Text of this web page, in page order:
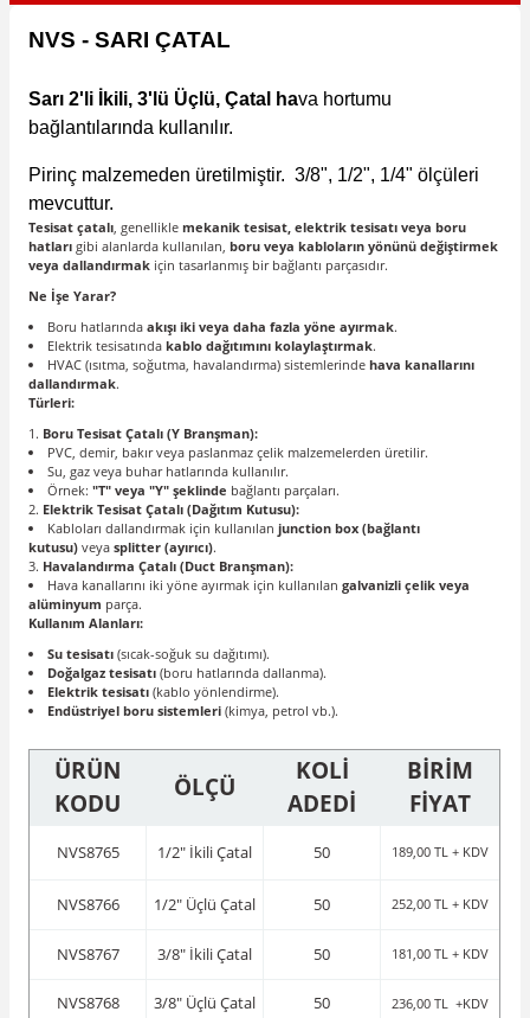
NVS - SARI ÇATAL
Sarı 2'li İkili, 3'lü Üçlü, Çatal hava hortumu
bağlantılarında kullanılır.
Pirinç malzemeden üretilmiştir. 3/8", 1/2", 1/4" ölçüleri
mevcuttur.
Tesisat çatalı, genellikle mekanik tesisat, elektrik tesisatı veya boru
hatları gibi alanlarda kullanılan, boru veya kabloların yönünü değiştirmek
veya dallandırmak için tasarlanmış bir bağlantı parçasıdır.
Ne İşe Yarar?
Boru hatlarındaakışı iki veya daha fazla yöne ayırmak.
Elektrik tesisatındakablo dağıtımını kolaylaştırmak.
HVAC (ısıtma, soğutma, havalandırma) sistemlerindehava kanallarını
dallandırmak.
Türleri:
Boru Tesisat Çatalı (Y Branşman):
PVC, demir, bakır veya paslanmaz çelik malzemelerden üretilir.
Su, gaz veya buhar hatlarında kullanılır.
Örnek:"T" veya "Y" şeklinde bağlantı parçaları.
Elektrik Tesisat Çatalı (Dağıtım Kutusu):
Kabloları dallandırmak için kullanılanjunction box (bağlantı
kutusu) veya splitter (ayırıcı).
Havalandırma Çatalı (Duct Branşman):
Hava kanallarını iki yöne ayırmak için kullanılangalvanizli çelik veya
alüminyum parça.
Kullanım Alanları:
Su tesisatı (sıcak-soğuk su dağıtımı).
Doğalgaz tesisatı (boru hatlarında dallanma).
Elektrik tesisatı (kablo yönlendirme).
Endüstriyel boru sistemleri (kimya, petrol vb.).
ÜRÜN
KODU
ÖLÇÜ
KOLİ
ADEDİ
BİRİM
FİYAT
NVS8765 1/2" İkili Çatal 50 189,00 TL + KDV
NVS8766 1/2" Üçlü Çatal 50 252,00 TL + KDV
NVS8767 3/8" İkili Çatal 50 181,00 TL + KDV
NVS8768 3/8" Üçlü Çatal 50 236,00 TL +KDV